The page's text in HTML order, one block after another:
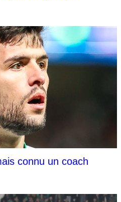
connu un coach